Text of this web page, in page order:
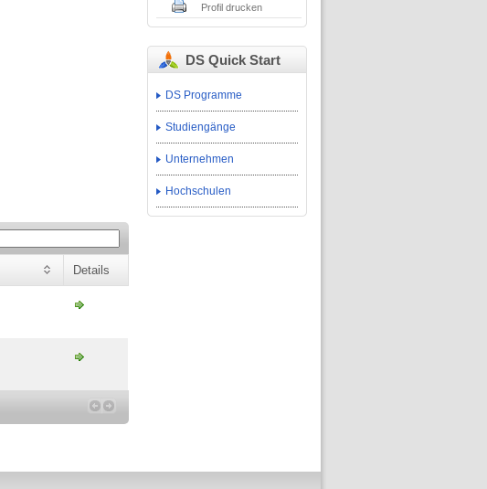
Details
Profil drucken
DS Quick Start
DS Programme
Studiengänge
Unternehmen
Hochschulen